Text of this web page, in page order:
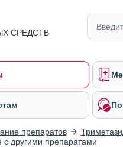
СРЕДСТВ
препаратов
с другими препаратами